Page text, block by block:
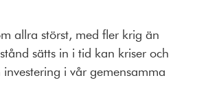
allra störst, med fler krig än
sätts in i tid kan kriser och
i vår gemensamma